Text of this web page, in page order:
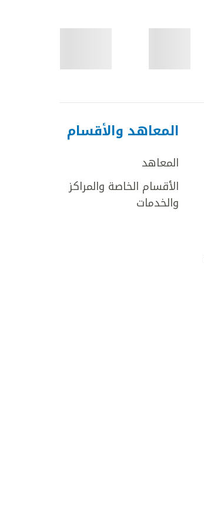
المعاهد والأقسام
المعاهد
الأقسام الخاصة والمراكز
والخدمات